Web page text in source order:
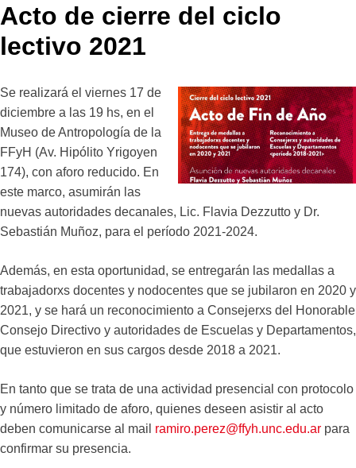
Acto de cierre del ciclo
lectivo 2021
Se realizará el viernes 17 de
diciembre a las 19 hs, en el
Museo de Antropología de la
FFyH (Av. Hipólito Yrigoyen
174), con aforo reducido. En
este marco, asumirán las
nuevas autoridades decanales, Lic. Flavia Dezzutto y Dr.
Sebastián Muñoz, para el período 2021-2024.
Además, en esta oportunidad, se entregarán las medallas a
trabajadorxs docentes y nodocentes que se jubilaron en 2020 y
2021, y se hará un reconocimiento a Consejerxs del Honorable
Consejo Directivo y autoridades de Escuelas y Departamentos,
que estuvieron en sus cargos desde 2018 a 2021.
En tanto que se trata de una actividad presencial con protocolo
y número limitado de aforo, quienes deseen asistir al acto
deben comunicarse al mail ramiro.perez@ffyh.unc.edu.ar para
confirmar su presencia.